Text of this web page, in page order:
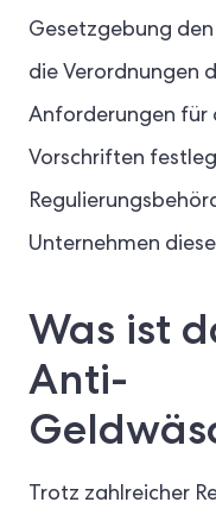
Gesetzgebung
die Verordnungen
Anforderungen für
Vorschriften
Unternehmen
Was ist
Anti-
Trotz zahlreicher